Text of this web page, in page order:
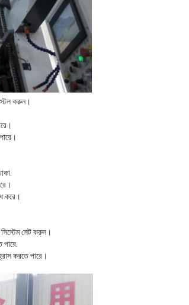
করুন।
করে।
সিস্টেম সেট করুন।
করতে পারে।